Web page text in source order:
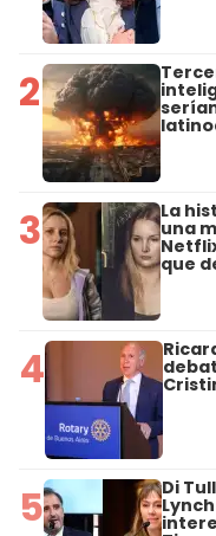
2
3 La
una
que
4
5 Di